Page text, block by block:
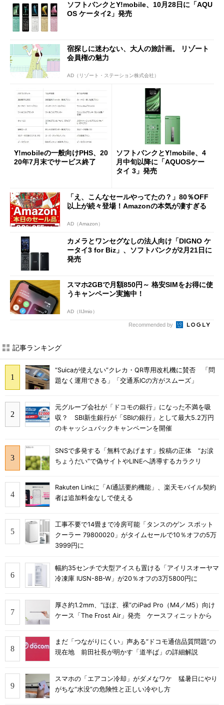
ソフトバンクとY!mobile、10月28日に「AQU
OS ケータイ2」発売
宿探しに迷わない、大人の旅計画。 リゾート
会員権の魅力
AD（リゾート・ステーション株式会社）
Y!mobileの一般向けPHS、20
20年7月末でサービス終了
ソフトバンクとY!mobile、4
月中旬以降に「AQUOSケー
タイ 3」発売
「え、こんなセールやってたの？」80％OFF
以上が続々登場！Amazonの本気が凄すぎる
AD（Amazon）
カメラとワンセグなしの法人向け「DIGNO ケ
ータイ3 for Biz」、ソフトバンクが2月21日に
発売
スマホ2GBで月額850円～ 格安SIMをお得に使
うキャンペーン実施中！
AD（IIJmio）
Recommended by
記事ランキング
“Suicaが使えない”クレカ・QR専用改札機に賛否 「問
題なく運用できる」「交通系ICの方がスムーズ」
元グループ会社が「ドコモの銀行」になった不満を吸
収？ SBI新生銀行が「SBIの銀行」として最大5.2万円
のキャッシュバックキャンペーンを開催
SNSで多発する「無料であげます」投稿の正体 “お涙
ちょうだい”で偽サイトやLINEへ誘導するカラクリ
Rakuten Linkに「AI通話要約機能」、楽天モバイル契約
者は追加料金なしで使える
工事不要で14畳まで冷房可能「タンスのゲン スポット
クーラー 79800020」がタイムセールで10％オフの5万
3999円に
幅約35センチで大型アイスも置ける「アイリスオーヤマ
冷凍庫 IUSN-8B-W」が20％オフの3万5800円に
厚さ約1.2mm、“ほぼ、裸”のiPad Pro（M4／M5）向け
ケース「The Frost Air」発売 ケースフィニットから
まだ「つながりにくい」声ある“ドコモ通信品質問題”の
現在地 前田社長が明かす「道半ば」の詳細解説
スマホの「エアコン冷却」がダメなワケ 猛暑日にやり
がちな“水没”の危険性と正しい冷やし方